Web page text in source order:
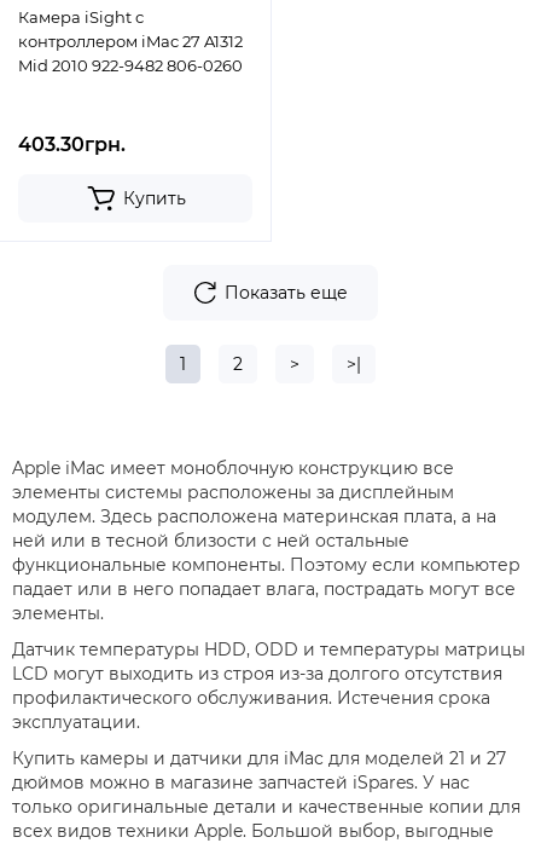
Камера iSight с
контроллером iMac 27 A1312
Mid 2010 922-9482 806-0260
403.30грн.
Купить
Показать еще
1 2 > >|
Apple iMac имеет моноблочную конструкцию все
элементы системы расположены за дисплейным
модулем. Здесь расположена материнская плата, а на
ней или в тесной близости с ней остальные
функциональные компоненты. Поэтому если компьютер
падает или в него попадает влага, пострадать могут все
элементы.
Датчик температуры HDD, ODD и температуры матрицы
LCD могут выходить из строя из-за долгого отсутствия
профилактического обслуживания. Истечения срока
эксплуатации.
Купить камеры и датчики для iMac для моделей 21 и 27
дюймов можно в магазине запчастей iSpares. У нас
только оригинальные детали и качественные копии для
всех видов техники Apple. Большой выбор, выгодные